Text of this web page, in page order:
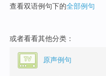
查看双语例句下的全部例句
或者看看其他分类：
原声例句